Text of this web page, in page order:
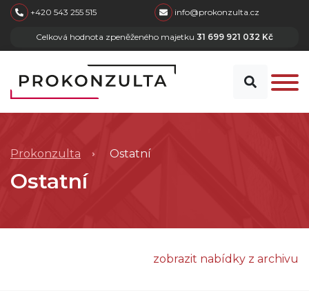
skip to main content
+420 543 255 515 info@prokonzulta.cz
Celková hodnota zpeněženého majetku 31 699 921 032 Kč
Prokonzulta Ostatní
Ostatní
zobrazit nabídky z archivu